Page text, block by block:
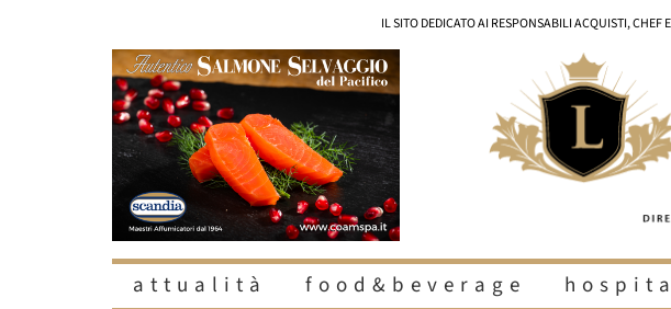
IL SITO DEDICATO AI RESPONSABILI ACQUISTI, CHEF
attualità food&beverage